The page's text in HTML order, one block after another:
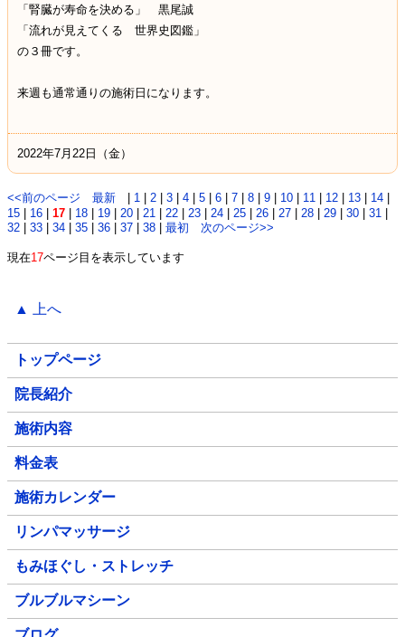
「腎臓が寿命を決める」 黒尾誠
「流れが見えてくる 世界史図鑑」
の３冊です。
来週も通常通りの施術日になります。
2022年7月22日（金）
<<前のページ 最新 1 2 3 4 5 6 7 8 9 10 11 12 13 14
15
16 17 18 19 20 21 22 23 24 25 26 27 28 29 30 31
32
33 34 35 36 37 38 最初 次のページ>>
現在17ページ目を表示しています
▲ 上へ
トップページ
院長紹介
施術内容
料金表
施術カレンダー
リンパマッサージ
もみほぐし・ストレッチ
ブルブルマシーン